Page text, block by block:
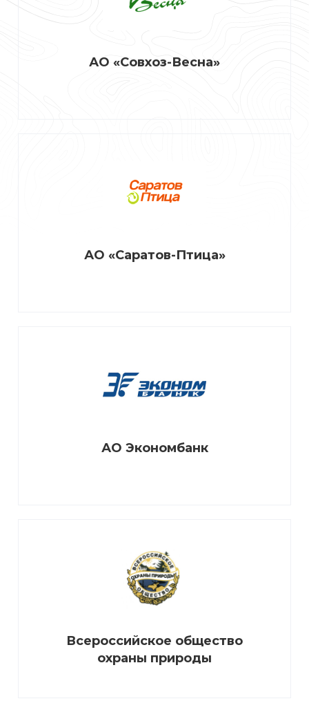
АО «Совхоз-Весна»
АО «Саратов-Птица»
АО Экономбанк
Всероссийское общество
охраны природы